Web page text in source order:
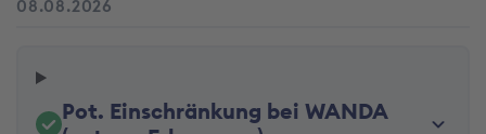
08.08.2026
Pot. Einschränkung bei WANDA